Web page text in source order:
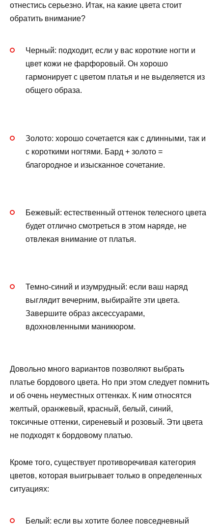
отнестись серьезно. Итак, на какие цвета стоит
обратить внимание?
Черный: подходит, если у вас короткие ногти и
цвет кожи не фарфоровый. Он хорошо
гармонирует с цветом платья и не выделяется из
общего образа.
Золото: хорошо сочетается как с длинными, так и
с короткими ногтями. Бард + золото =
благородное и изысканное сочетание.
Бежевый: естественный оттенок телесного цвета
будет отлично смотреться в этом наряде, не
отвлекая внимание от платья.
Темно-синий и изумрудный: если ваш наряд
выглядит вечерним, выбирайте эти цвета.
Завершите образ аксессуарами,
вдохновленными маникюром.
Довольно много вариантов позволяют выбрать
платье бордового цвета. Но при этом следует помнить
и об очень неуместных оттенках. К ним относятся
желтый, оранжевый, красный, белый, синий,
токсичные оттенки, сиреневый и розовый. Эти цвета
не подходят к бордовому платью.
Кроме того, существует противоречивая категория
цветов, которая выигрывает только в определенных
ситуациях:
Белый: если вы хотите более повседневный